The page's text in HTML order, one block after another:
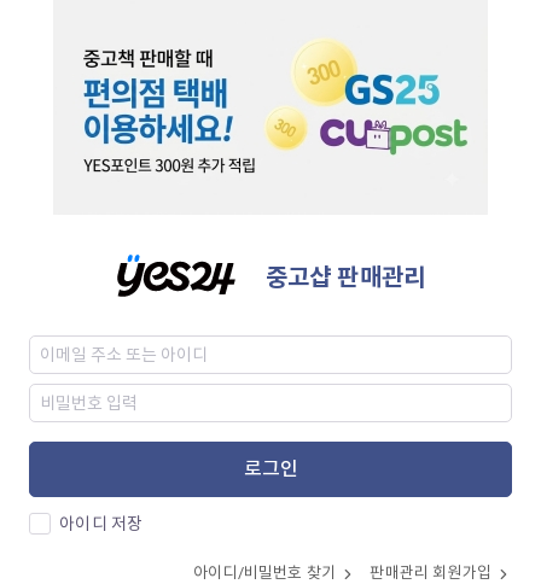
중고샵 판매관리
로그인
아이디 저장
아이디/비밀번호 찾기 판매관리 회원가입